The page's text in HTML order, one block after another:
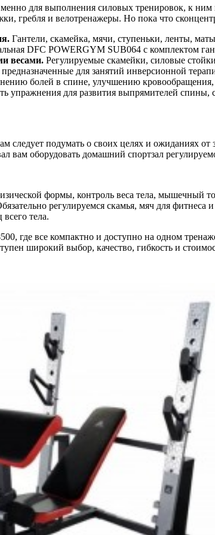
для выполнения силовых тренировок, к
гребля и велотренажеры. Но пока что
Гантели, скамейка, мячи, ступеньки, ленты,
DFC POWERGYM SUB064 с комплектом
весами. Регулируемые скамейки, силовые
для занятий инверсионной
болей в спине, улучшению
упражнения для развития выпрямителей спины,
следует подумать о своих целях и ожиданиях
вам оборудовать домашний спортзал
формы, контроль веса тела, мышечный
регулируемся скамья, мяч для
тела.
где все компактно и доступно на одном
широкий выбор, качество, гибкость и